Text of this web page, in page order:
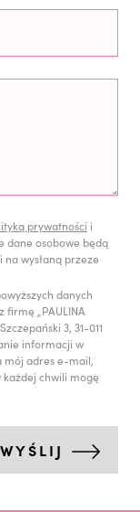
prywatności i
dane osobowe będą
wysłaną przeze
danych
„PAULINA
3, 31-011
informacji w
mój adres e-mail,
każdej chwili mogę
WYŚLIJ